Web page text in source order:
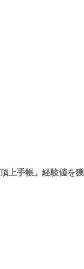
上手帳」経験値を